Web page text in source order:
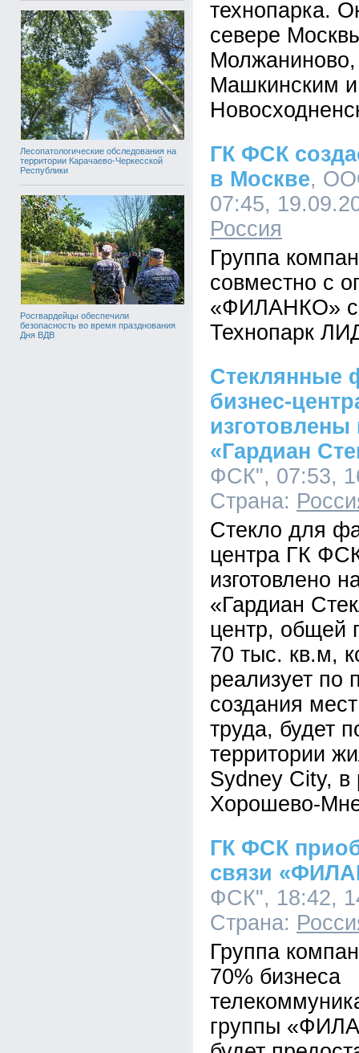
Лесопатологические обследования на
территории Карачаево-Черкесской
Республики
Росгвардейцы обеспечили
безопасность во время празднования
Дня ВДВ
технопарка.
севере
Машкинским и
ГК ФСК
в Москве,
07:45,
Россия
Группа
совместно с
«ФИЛАНКО»
Технопарк
Стеклянные
бизнес-
«Гардиан
ФСК", 07:53,
Страна:
Стекло для
центра ГК
изготовлено
«Гардиан
центр, общей
70 тыс. кв.м,
реализует по
создания
труда, будет
территории
Sydney City, в
Хорошево-
ГК ФСК
связи
ФСК", 18:42,
Страна:
Группа
70% бизнеса
группы